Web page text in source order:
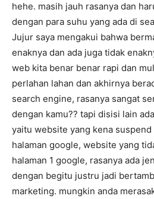
hehe. masih jauh rasanya dan
dengan para suhu yang ada di
Jujur saya mengakui bahwa
enaknya dan ada juga tidak
web kita benar benar rapi dan
perlahan lahan dan akhirnya
search engine, rasanya sangat
dengan kamu?? tapi disisi lain
yaitu website yang kena
halaman google, website yang
halaman 1 google, rasanya ada
dengan begitu justru jadi
marketing. mungkin anda